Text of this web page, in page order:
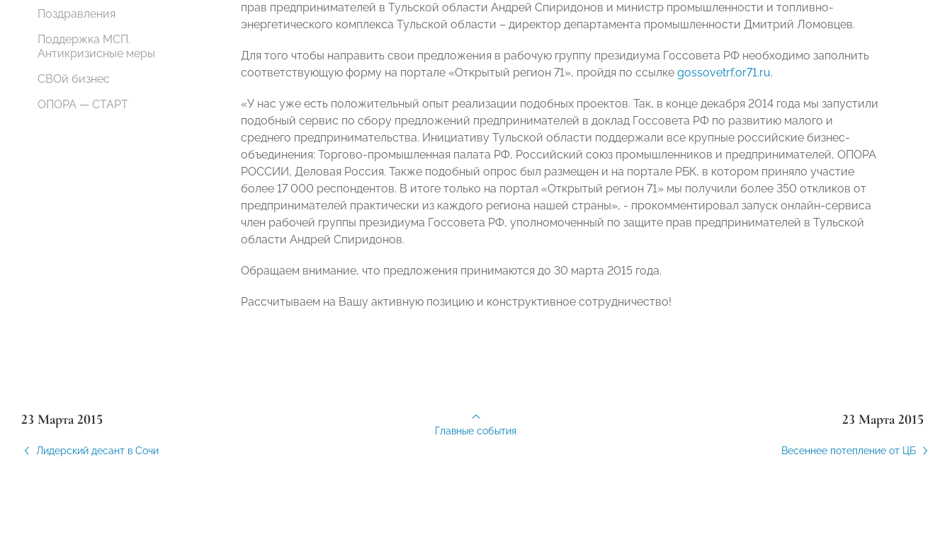
Поздравления
Поддержка МСП.
Антикризисные меры
СВОй бизнес
ОПОРА — СТАРТ
прав предпринимателей в Тульской области Андрей Спиридонов и министр промышленности и топливно-
энергетического комплекса Тульской области – директор департамента промышленности Дмитрий Ломовцев.
Для того чтобы направить свои предложения в рабочую группу президиума Госсовета РФ необходимо заполнить
соответствующую форму на портале «Открытый регион 71», пройдя по ссылке gossovetrf.or71.ru.
«У нас уже есть положительный опыт реализации подобных проектов. Так, в конце декабря 2014 года мы запустили
подобный сервис по сбору предложений предпринимателей в доклад Госсовета РФ по развитию малого и
среднего предпринимательства. Инициативу Тульской области поддержали все крупные российские бизнес-
объединения: Торгово-промышленная палата РФ, Российский союз промышленников и предпринимателей, ОПОРА
РОССИИ, Деловая Россия. Также подобный опрос был размещен и на портале РБК, в котором приняло участие
более 17 000 респондентов. В итоге только на портал «Открытый регион 71» мы получили более 350 откликов от
предпринимателей практически из каждого региона нашей страны», - прокомментировал запуск онлайн-сервиса
член рабочей группы президиума Госсовета РФ, уполномоченный по защите прав предпринимателей в Тульской
области Андрей Спиридонов.
Обращаем внимание, что предложения принимаются до 30 марта 2015 года.
Рассчитываем на Вашу активную позицию и конструктивное сотрудничество!
23 Марта 2015
Лидерский десант в Сочи
23 Марта 2015
Весеннее потепление от ЦБ
Главные события